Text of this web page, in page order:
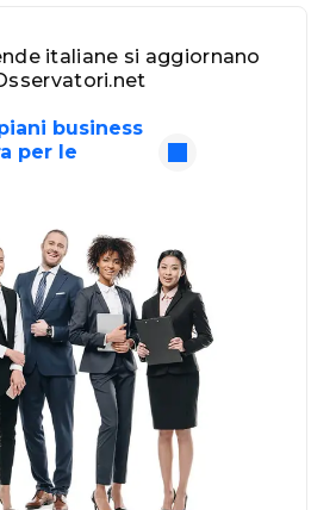
italiane si aggiornano
business
per le